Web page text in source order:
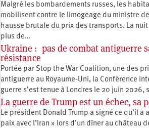
Malgré les bombardements russes, les
mobilisent contre le limogeage du ministre
hausse brutale du prix des transports. La
plus de…
Ukraine : pas de combat antiguerre
résistance
Portée par Stop the War Coalition, une des
antiguerre au Royaume-Uni, la Conférence
guerre s’est tenue à Londres le 20 juin 2026,
La guerre de Trump est un échec, sa
Le président Donald Trump a signé ce qu’il a
paix avec l’Iran » lors d’un dîner au château